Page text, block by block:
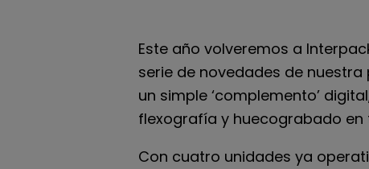
Este año volveremos a
serie de novedades de nuestra
un simple ‘complemento’
flexografía y huecograbado
Con cuatro unidades ya